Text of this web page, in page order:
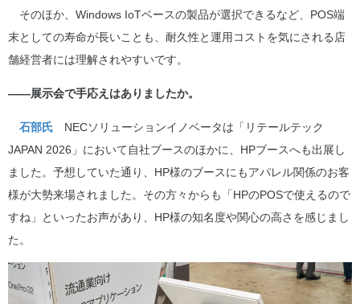
そのほか、Windows IoTベースの製品が選択できるなど、POS端
末としての寿命が長いことも、耐久性と運用コストを気にされる店
舗経営者には理解されやすいです。
――展示会で手応えはありましたか。
石部氏 NECソリューションイノベータは「リテールテック
JAPAN 2026」において自社ブースのほかに、HPブースへも出展し
ました。予想していた通り、HP様のブースにもアパレル関係のお客
様が大勢来場されました。その方々からも「HPのPOSで使えるので
すね」といったお声があり、HP様の知名度や関心の高さを感じまし
た。